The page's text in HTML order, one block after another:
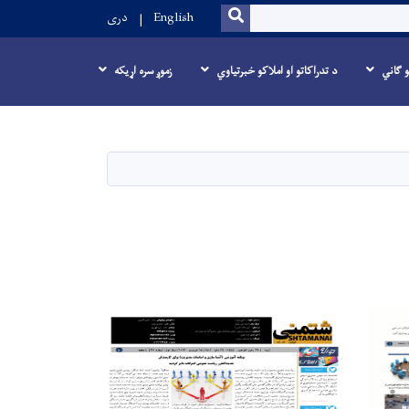
SEARCH
English دری
ګاني د تدراکاتو او املاکو خبرتیاوي زموږ سره اړیکه